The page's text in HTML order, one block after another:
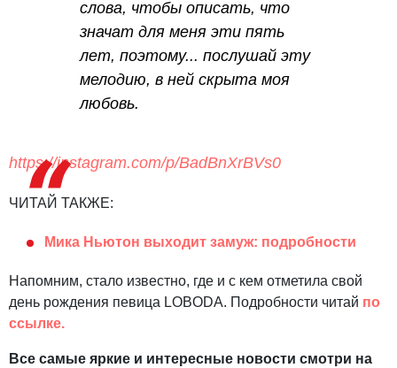
слова, чтобы описать, что
значат для меня эти пять
лет, поэтому... послушай эту
мелодию, в ней скрыта моя
любовь.
https://instagram.com/p/BadBnXrBVs0
ЧИТАЙ ТАКЖЕ:
Мика Ньютон выходит замуж: подробности
Напомним, стало известно, где и с кем отметила свой
день рождения певица LOBODA. Подробности читай по
ссылке.
Все самые яркие и интересные новости смотри на